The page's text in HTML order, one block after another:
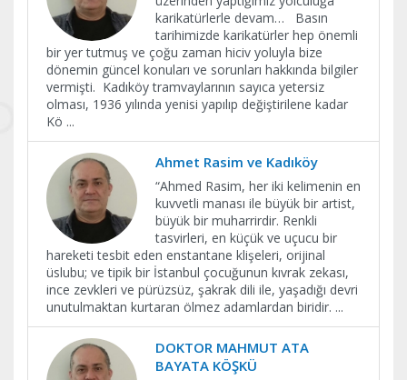
karikatürlerle devam… Basın
tarihimizde karikatürler hep önemli
bir yer tutmuş ve çoğu zaman hiciv yoluyla bize
dönemin güncel konuları ve sorunları hakkında bilgiler
vermişti. Kadıköy tramvaylarının sayıca yetersiz
olması, 1936 yılında yenisi yapılıp değiştirilene kadar
Kö ...
Ahmet Rasim ve Kadıköy
“Ahmed Rasim, her iki kelimenin en
kuvvetli manası ile büyük bir artist,
büyük bir muharrirdir. Renkli
tasvirleri, en küçük ve uçucu bir
hareketi tesbit eden enstantane klişeleri, orijinal
üslubu; ve tipik bir İstanbul çocuğunun kıvrak zekası,
ince zevkleri ve pürüzsüz, şakrak dili ile, yaşadığı devri
unutulmaktan kurtaran ölmez adamlardan biridir. ...
DOKTOR MAHMUT ATA
BAYATA KÖŞKÜ